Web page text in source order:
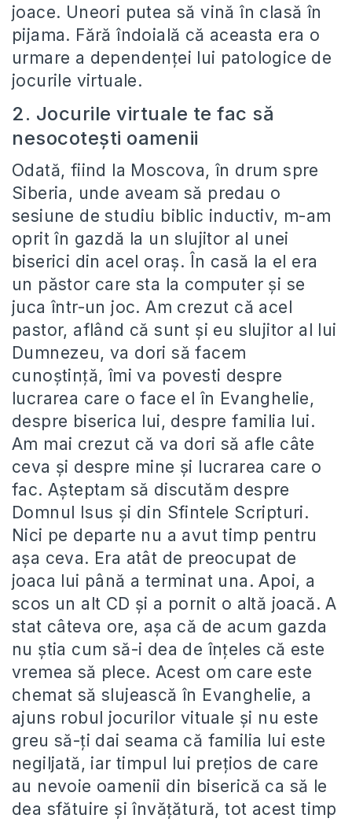
joace. Uneori putea să vină în clasă în
pijama. Fără îndoială că aceasta era o
urmare a dependenţei lui patologice de
jocurile virtuale.
2. Jocurile virtuale te fac să
nesocoteşti oamenii
Odată, fiind la Moscova, în drum spre
Siberia, unde aveam să predau o
sesiune de studiu biblic inductiv, m-am
oprit în gazdă la un slujitor al unei
biserici din acel oraș. În casă la el era
un păstor care sta la computer şi se
juca într-un joc. Am crezut că acel
pastor, aflând că sunt şi eu slujitor al lui
Dumnezeu, va dori să facem
cunoştinţă, îmi va povesti despre
lucrarea care o face el în Evanghelie,
despre biserica lui, despre familia lui.
Am mai crezut că va dori să afle câte
ceva şi despre mine şi lucrarea care o
fac. Aşteptam să discutăm despre
Domnul Isus şi din Sfintele Scripturi.
Nici pe departe nu a avut timp pentru
aşa ceva. Era atât de preocupat de
joaca lui până a terminat una. Apoi, a
scos un alt CD şi a pornit o altă joacă. A
stat câteva ore, aşa că de acum gazda
nu ştia cum să-i dea de înţeles că este
vremea să plece. Acest om care este
chemat să slujească în Evanghelie, a
ajuns robul jocurilor vituale şi nu este
greu să-ţi dai seama că familia lui este
negiljată, iar timpul lui preţios de care
au nevoie oamenii din biserică ca să le
dea sfătuire şi învăţătură, tot acest timp